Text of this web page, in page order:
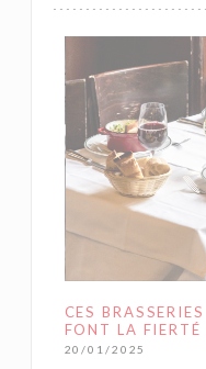
CES
FONT LA FIERTÉ
20/01/2025